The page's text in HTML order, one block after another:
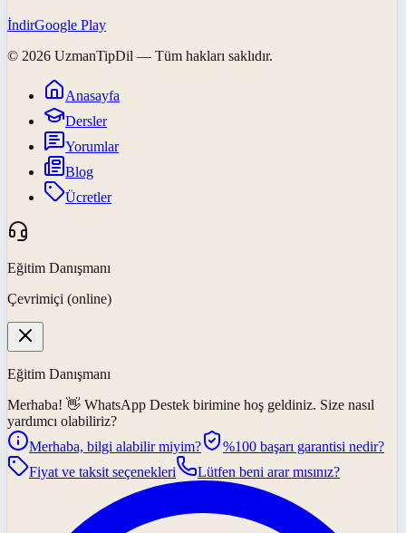
İndirGoogle Play
© 2026 UzmanTipDil — Tüm hakları saklıdır.
Anasayfa
Dersler
Yorumlar
Blog
Ücretler
Eğitim Danışmanı
Çevrimiçi (online)
Eğitim Danışmanı
Merhaba! 👋 WhatsApp Destek birimine hoş geldiniz. Size nasıl
yardımcı olabiliriz?
Merhaba, bilgi alabilir miyim?
%100 başarı garantisi nedir?
Fiyat ve taksit seçenekleri
Lütfen beni arar mısınız?